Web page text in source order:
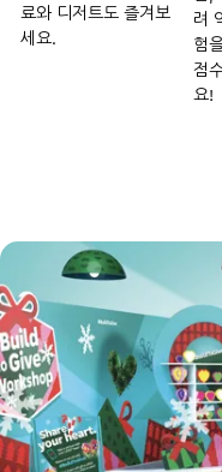
료와 디저트도 즐겨보
세요.
려
험
점
요!